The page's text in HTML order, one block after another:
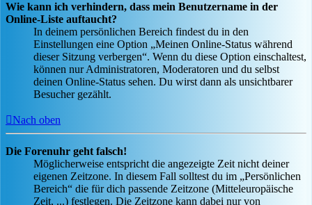
Wie kann ich verhindern, dass mein Benutzername in der
Online-Liste auftaucht?
In deinem persönlichen Bereich findest du in den
Einstellungen eine Option „Meinen Online-Status während
dieser Sitzung verbergen“. Wenn du diese Option einschaltest,
können nur Administratoren, Moderatoren und du selbst
deinen Online-Status sehen. Du wirst dann als unsichtbarer
Besucher gezählt.
Nach oben
Die Forenuhr geht falsch!
Möglicherweise entspricht die angezeigte Zeit nicht deiner
eigenen Zeitzone. In diesem Fall solltest du im „Persönlichen
Bereich“ die für dich passende Zeitzone (Mitteleuropäische
Zeit, ...) festlegen. Die Zeitzone kann dabei nur von